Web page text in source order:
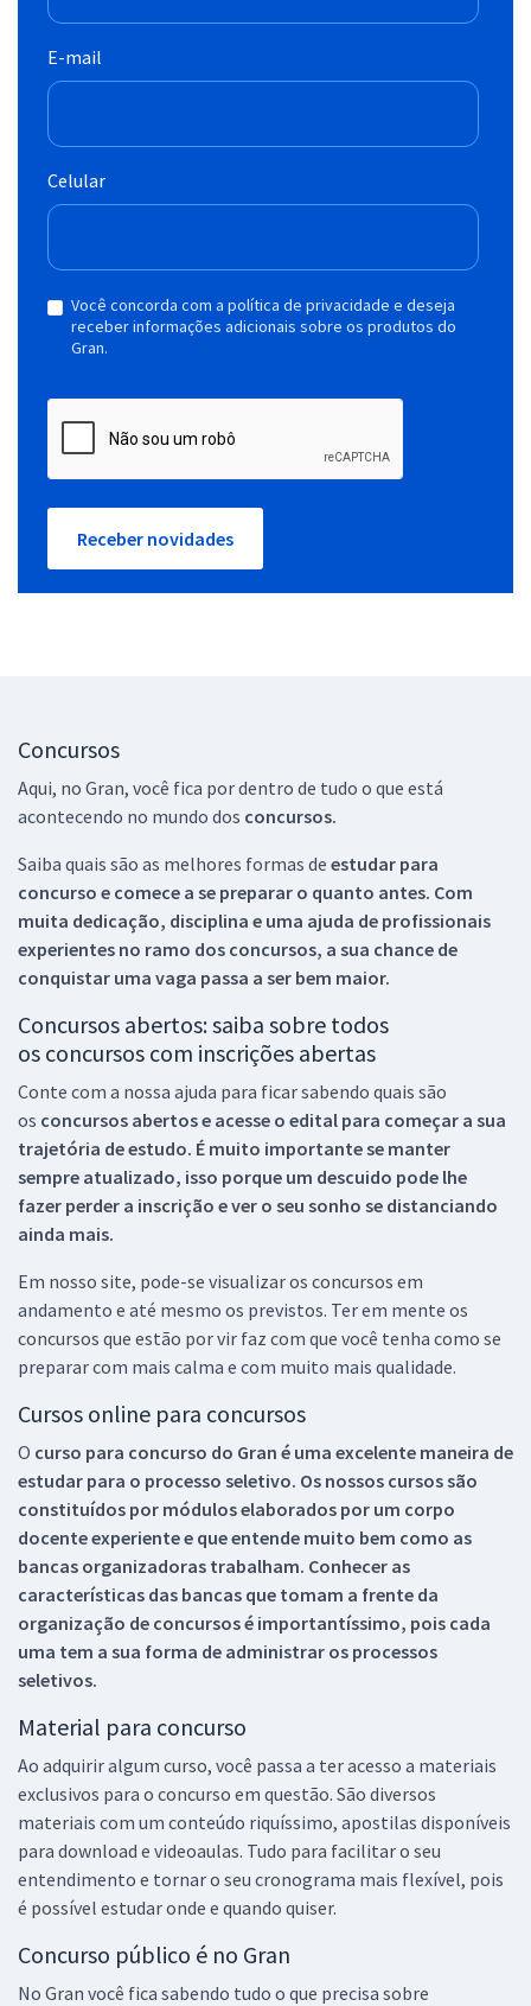
E-mail
Celular
Você concorda com a política de privacidade e deseja
receber informações adicionais sobre os produtos do
Gran.
Receber novidades
Concursos
Aqui, no Gran, você fica por dentro de tudo o que está
acontecendo no mundo dos concursos.
Saiba quais são as melhores formas de estudar para
concurso e comece a se preparar o quanto antes. Com
muita dedicação, disciplina e uma ajuda de profissionais
experientes no ramo dos concursos, a sua chance de
conquistar uma vaga passa a ser bem maior.
Concursos abertos: saiba sobre todos
os concursos com inscrições abertas
Conte com a nossa ajuda para ficar sabendo quais são
os concursos abertos e acesse o edital para começar a sua
trajetória de estudo. É muito importante se manter
sempre atualizado, isso porque um descuido pode lhe
fazer perder a inscrição e ver o seu sonho se distanciando
ainda mais.
Em nosso site, pode-se visualizar os concursos em
andamento e até mesmo os previstos. Ter em mente os
concursos que estão por vir faz com que você tenha como se
preparar com mais calma e com muito mais qualidade.
Cursos online para concursos
O curso para concurso do Gran é uma excelente maneira de
estudar para o processo seletivo. Os nossos cursos são
constituídos por módulos elaborados por um corpo
docente experiente e que entende muito bem como as
bancas organizadoras trabalham. Conhecer as
características das bancas que tomam a frente da
organização de concursos é importantíssimo, pois cada
uma tem a sua forma de administrar os processos
seletivos.
Material para concurso
Ao adquirir algum curso, você passa a ter acesso a materiais
exclusivos para o concurso em questão. São diversos
materiais com um conteúdo riquíssimo, apostilas disponíveis
para download e videoaulas. Tudo para facilitar o seu
entendimento e tornar o seu cronograma mais flexível, pois
é possível estudar onde e quando quiser.
Concurso público é no Gran
No Gran você fica sabendo tudo o que precisa sobre